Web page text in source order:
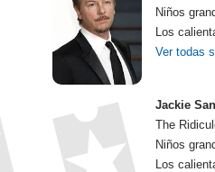
Niños
Los
Ver todas
Jackie
The
Niños
Los